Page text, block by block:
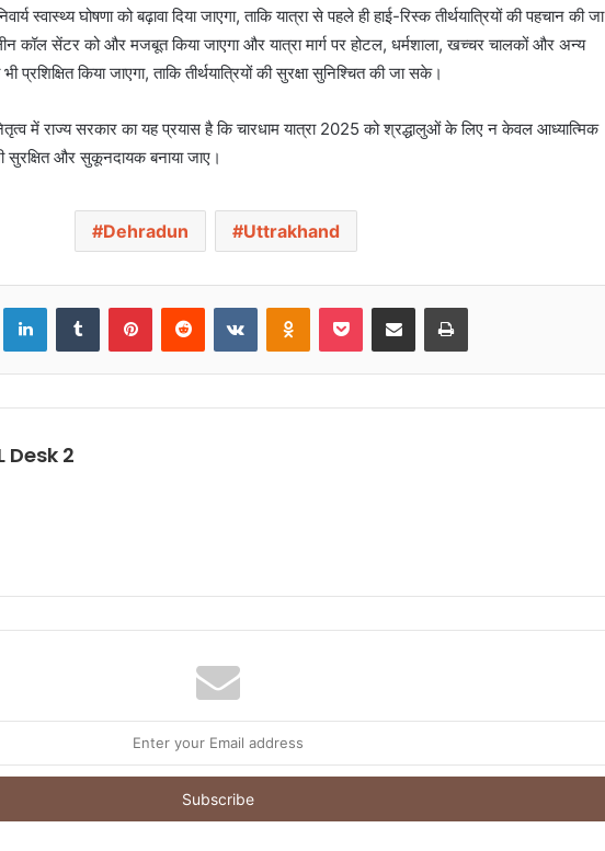
स्वास्थ्य घोषणा को बढ़ावा दिया जाएगा, ताकि यात्रा से पहले ही हाई-रिस्क तीर्थयात्रियों की पहचान की जा
कॉल सेंटर को और मजबूत किया जाएगा और यात्रा मार्ग पर होटल, धर्मशाला, खच्चर चालकों और अन्य
किया जाएगा, ताकि तीर्थयात्रियों की सुरक्षा सुनिश्चित की जा सके।
में राज्य सरकार का यह प्रयास है कि चारधाम यात्रा 2025 को श्रद्धालुओं के लिए न केवल आध्यात्मिक
सुरक्षित और सुकूनदायक बनाया जाए।
Dehradun Uttrakhand
Desk 2